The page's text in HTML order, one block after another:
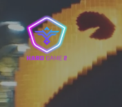
al
contenido